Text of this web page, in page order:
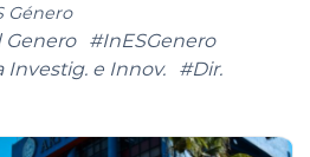
Género
Genero
#InESGenero
Investig. e Innov.
#Dir.